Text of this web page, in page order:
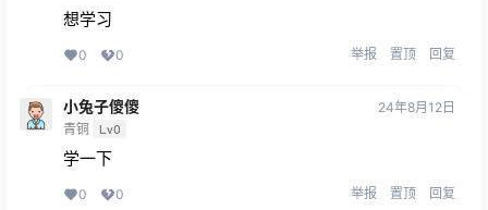
想学习
0 0 举报 置顶 回复
小兔子傻傻
青铜 Lv0
24年8月12日
学一下
0 0 举报 置顶 回复